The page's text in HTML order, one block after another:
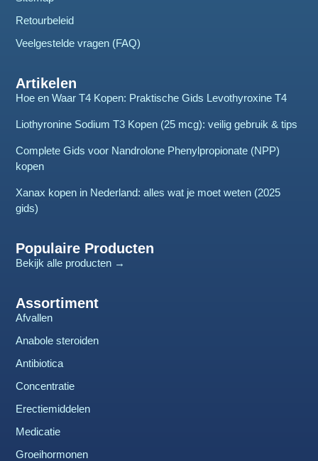
Retourbeleid
Veelgestelde vragen (FAQ)
Artikelen
Hoe en Waar T4 Kopen: Praktische Gids Levothyroxine T4
Liothyronine Sodium T3 Kopen (25 mcg): veilig gebruik & tips
Complete Gids voor Nandrolone Phenylpropionate (NPP)
kopen
Xanax kopen in Nederland: alles wat je moet weten (2025
gids)
Populaire Producten
Bekijk alle producten →
Assortiment
Afvallen
Anabole steroiden
Antibiotica
Concentratie
Erectiemiddelen
Medicatie
Groeihormonen